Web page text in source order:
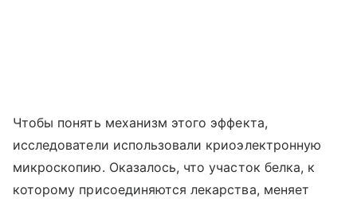
Чтобы понять механизм этого эффекта,
исследователи использовали криоэлектронную
микроскопию. Оказалось, что участок белка, к
которому присоединяются лекарства, меняет